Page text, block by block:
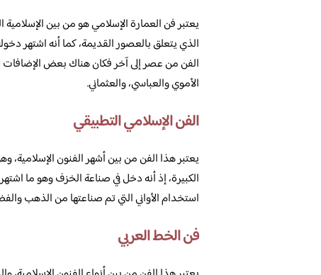
يعتبر فن العمارة الإسلامي هو من بين
الذي يتعلق بالعصور القديمة، كما أنه اشتهر
الفن من عصر إلى آخر فكان هناك بعض الإضافات
الأموي والعباسي، والعثماني.
الفن الإسلامي التطبيقي
يعتبر هذا الفن من بين أشهر الفنون الإسلامية،
الكبيرة، إذ أنه دخل في صناعة الخزف وهو ما
استخدام الأواني التي تم صناعتها من الذهب
فن الخط العربي